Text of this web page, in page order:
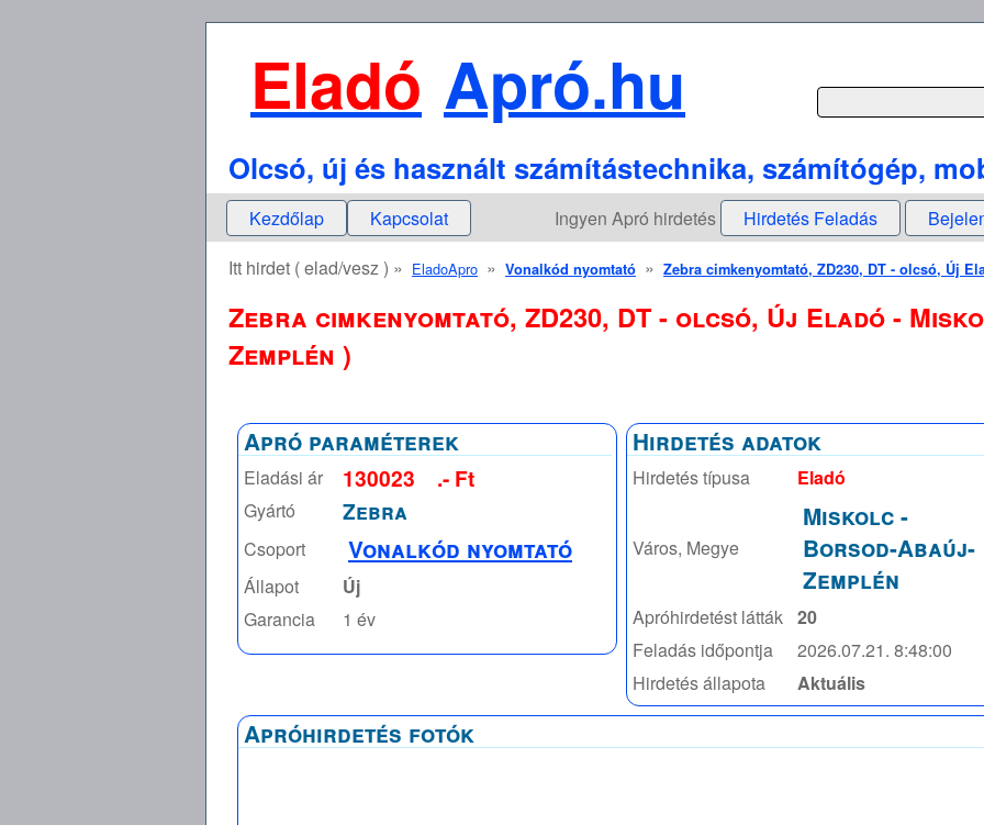
Eladó Apró.hu
Olcsó, új és használt számítástechnika, számítógép,
Kezdőlap Kapcsolat Ingyen Apró hirdetés Hirdetés Feladás
Itt hirdet ( elad/vesz ) » EladoApro » Vonalkód nyomtató » Zebra cimkenyomtató, ZD230, DT - olcsó, Új
Zebra cimkenyomtató, ZD230, DT - olcsó, Új Eladó -
Zemplén )
Apró paraméterek
Eladási ár 130023 .- Ft
Gyártó Zebra
Csoport Vonalkód nyomtató
Állapot
Új
Garancia
1 év
Hirdetés adatok
Hirdetés típusa Eladó
Város, Megye
Miskolc -
Borsod-Abaúj-
Zemplén
Apróhirdetést látták 20
Feladás időpontja
2026.07.21. 8:48:00
Hirdetés állapota
Aktuális
Apróhirdetés fotók